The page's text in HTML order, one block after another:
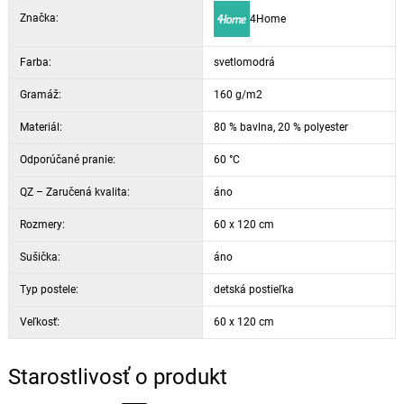
Značka: 4Home
Farba: svetlomodrá
Gramáž: 160 g/m2
Materiál: 80 % bavlna, 20 % polyester
Odporúčané pranie: 60 °C
QZ – Zaručená kvalita: áno
Rozmery: 60 x 120 cm
Sušička: áno
Typ postele: detská postieľka
Veľkosť: 60 x 120 cm
Starostlivosť o produkt